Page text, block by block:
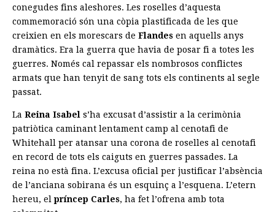
conegudes fins aleshores. Les roselles d’aquesta
commemoració són una còpia plastificada de les que
creixien en els morescars de Flandes en aquells anys
dramàtics. Era la guerra que havia de posar fi a totes les
guerres. Només cal repassar els nombrosos conflictes
armats que han tenyit de sang tots els continents al segle
passat.
La Reina Isabel s’ha excusat d’assistir a la cerimònia
patriòtica caminant lentament camp al cenotafi de
Whitehall per atansar una corona de roselles al cenotafi
en record de tots els caiguts en guerres passades. La
reina no està fina. L’excusa oficial per justificar l’absència
de l’anciana sobirana és un esquinç a l’esquena. L’etern
hereu, el príncep Carles, ha fet l’ofrena amb tota